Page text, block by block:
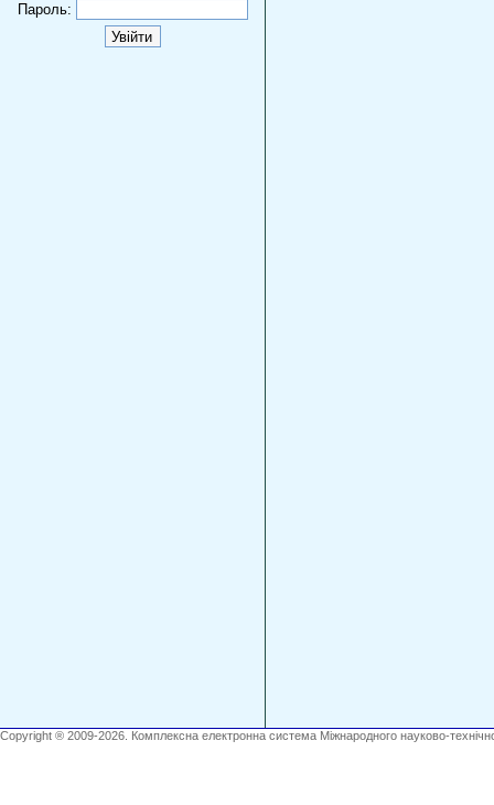
Пароль:
Copyright ® 2009-2026. Комплексна електронна система Міжнародного науково-